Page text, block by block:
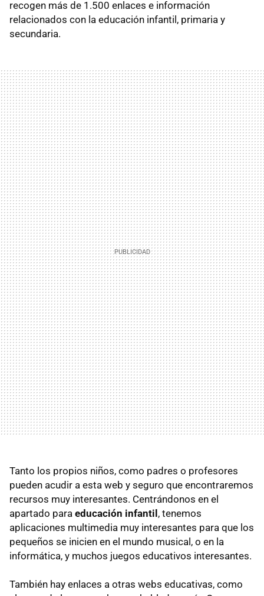
recogen más de 1.500 enlaces e información
relacionados con la educación infantil, primaria y
secundaria.
Tanto los propios niños, como padres o profesores
pueden acudir a esta web y seguro que encontraremos
recursos muy interesantes. Centrándonos en el
apartado para educación infantil, tenemos
aplicaciones multimedia muy interesantes para que los
pequeños se inicien en el mundo musical, o en la
informática, y muchos juegos educativos interesantes.
También hay enlaces a otras webs educativas, como